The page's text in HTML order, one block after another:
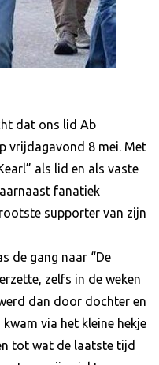
dat ons lid Ab
vrijdagavond 8 mei. Met
als lid en als vaste
fanatiek
supporter van zijn
de gang naar “De
zelfs in de weken
dan door dochter en
via het kleine hekje
tot wat de laatste tijd